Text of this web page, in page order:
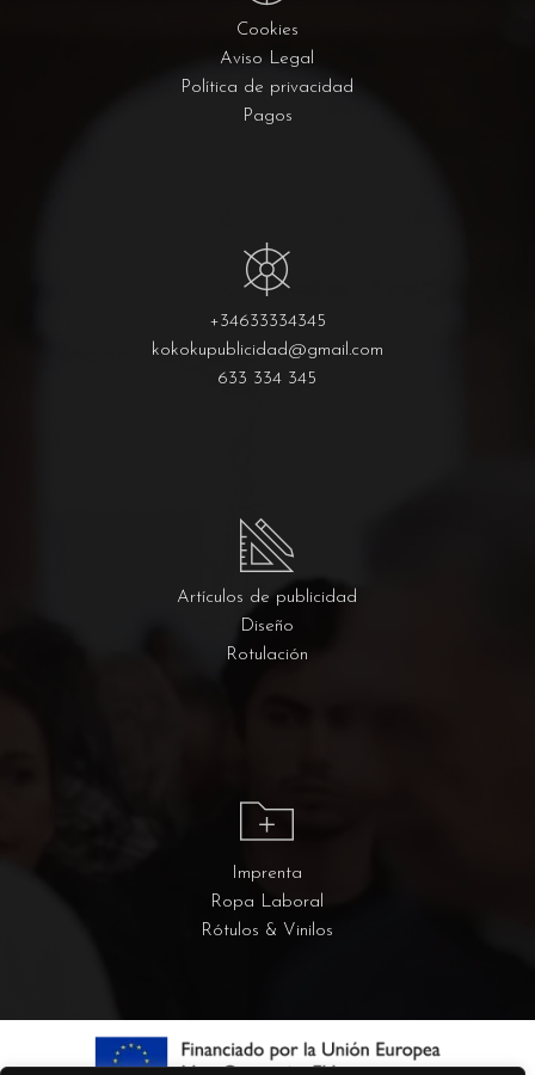
Cookies
Aviso Legal
Política de privacidad
Pagos
+34633334345
kokokupublicidad@gmail.com
633 334 345
Artículos de publicidad
Diseño
Rotulación
Imprenta
Ropa Laboral
Rótulos & Vinilos